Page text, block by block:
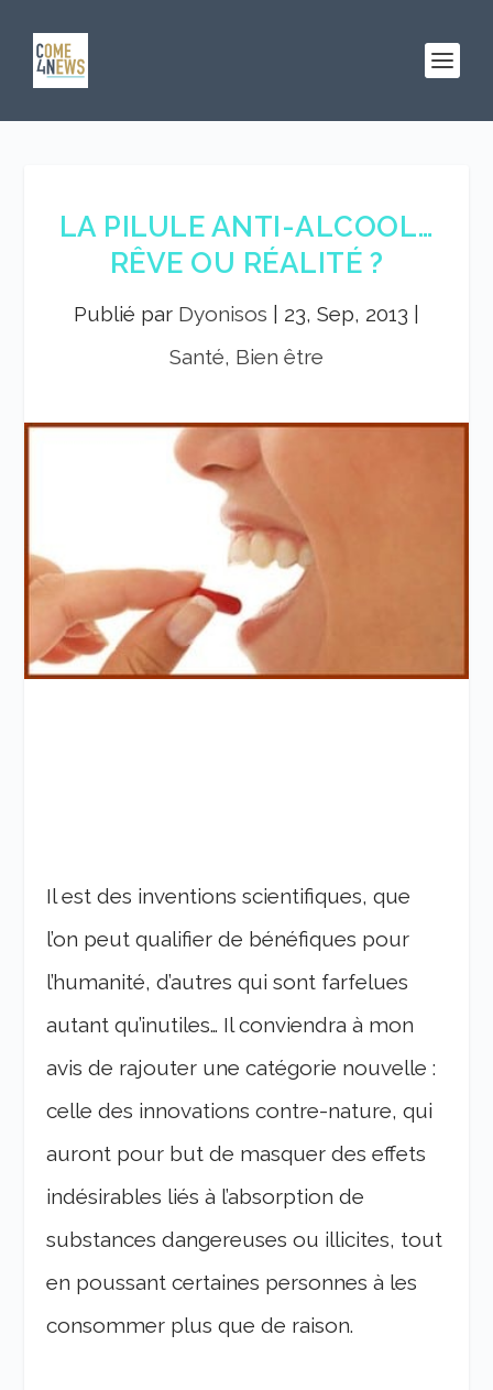
LA PILULE ANTI-ALCOOL…
RÊVE OU RÉALITÉ ?
Publié par Dyonisos 23, Sep, 2013
Santé, Bien être
Il est des inventions scientifiques, que
l’on peut qualifier de bénéfiques pour
l’humanité, d’autres qui sont farfelues
autant qu’inutiles… Il conviendra à mon
avis de rajouter une catégorie nouvelle :
celle des innovations contre-nature, qui
auront pour but de masquer des effets
indésirables liés à l’absorption de
substances dangereuses ou illicites, tout
en poussant certaines personnes à les
consommer plus que de raison.